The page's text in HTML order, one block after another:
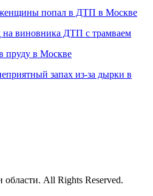
попал в ДТП в Москве
на виновника ДТП с трамваем
пруду в Москве
запах из-за дырки в
All Rights Reserved.